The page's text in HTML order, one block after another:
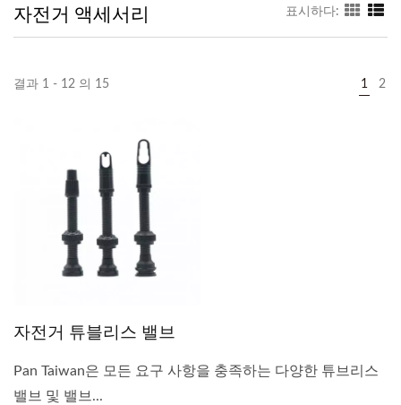
자전거 액세서리 표시하다:
결과 1 - 12 의 15 1 2
자전거 튜블리스 밸브
Pan Taiwan은 모든 요구 사항을 충족하는 다양한 튜브리스
밸브 및 밸브...